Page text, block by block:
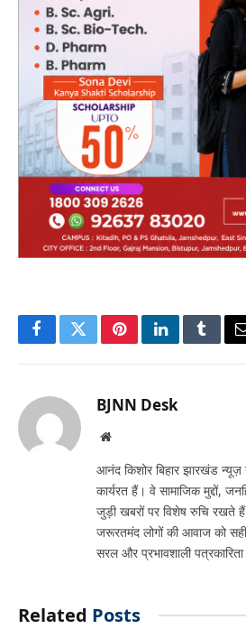
FacebookTwitterPinterestLinkedIn
BJNN Desk
Website
आनंद किशोर बिहार झारखंड
कार्यरत हैं। वे सामाजिक मुद्दों,
जुड़ी खबरों पर विशेष रुचि रखते
जरूरतमंद लोगों की आवाज को
सरल और प्रभावशाली
Related Posts